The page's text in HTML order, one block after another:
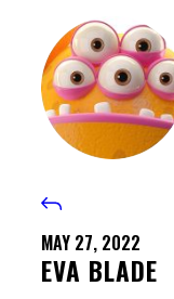
MAY 27, 2022
EVA BLADE